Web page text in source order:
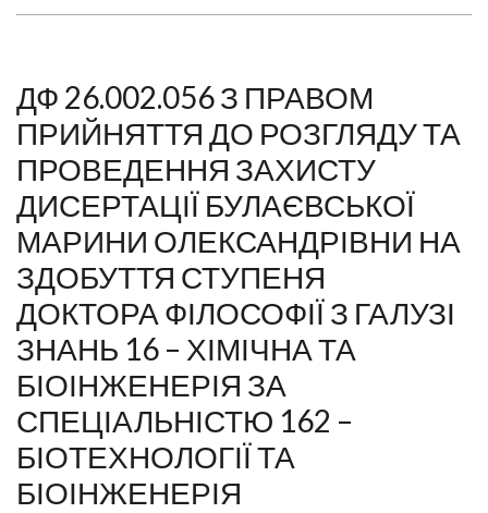
ДФ 26.002.056 З ПРАВОМ
ПРИЙНЯТТЯ ДО РОЗГЛЯДУ ТА
ПРОВЕДЕННЯ ЗАХИСТУ
ДИСЕРТАЦІЇ БУЛАЄВСЬКОЇ
МАРИНИ ОЛЕКСАНДРІВНИ НА
ЗДОБУТТЯ СТУПЕНЯ
ДОКТОРА ФІЛОСОФІЇ З ГАЛУЗІ
ЗНАНЬ 16 – ХІМІЧНА ТА
БІОІНЖЕНЕРІЯ ЗА
СПЕЦІАЛЬНІСТЮ 162 –
БІОТЕХНОЛОГІЇ ТА
БІОІНЖЕНЕРІЯ